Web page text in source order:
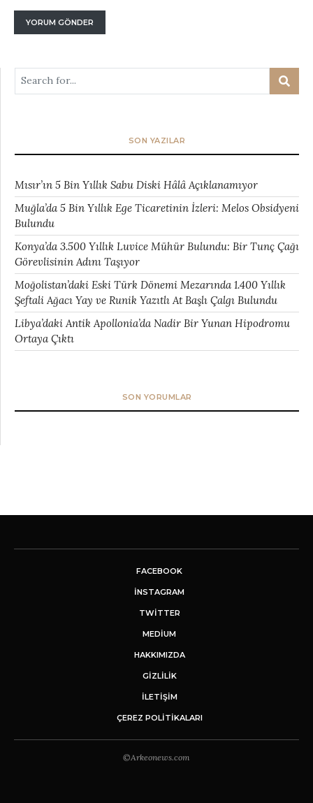
SON YAZILAR
Mısır’ın 5 Bin Yıllık Sabu Diski Hâlâ Açıklanamıyor
Muğla’da 5 Bin Yıllık Ege Ticaretinin İzleri: Melos Obsidyeni
Bulundu
Konya’da 3.500 Yıllık Luvice Mühür Bulundu: Bir Tunç Çağı
Görevlisinin Adını Taşıyor
Moğolistan’daki Eski Türk Dönemi Mezarında 1.400 Yıllık
Şeftali Ağacı Yay ve Runik Yazıtlı At Başlı Çalgı Bulundu
Libya’daki Antik Apollonia’da Nadir Bir Yunan Hipodromu
Ortaya Çıktı
SON YORUMLAR
FACEBOOK
INSTAGRAM
TWITTER
MEDIUM
HAKKIMIZDA
GİZLİLİK
İLETIŞIM
ÇEREZ POLITIKALARI
©Arkeonews.com